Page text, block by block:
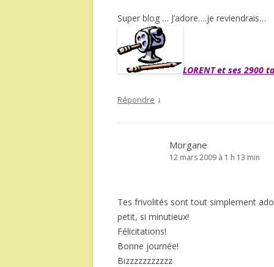
Super blog … J’adore….je reviendrais…
LORENT et ses 2900
Répondre ↓
Morgane
12 mars 2009 à 1 h 13 min
Tes frivolités sont tout simplement
petit, si minutieux!
Félicitations!
Bonne journée!
Bizzzzzzzzzzz